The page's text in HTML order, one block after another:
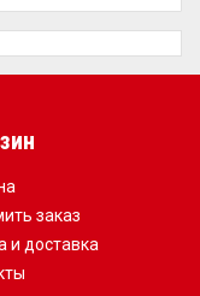
заказ
и доставка